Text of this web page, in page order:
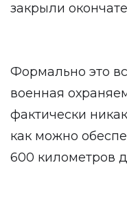
закрыли
Формально это
военная
фактически
как можно
600 километров